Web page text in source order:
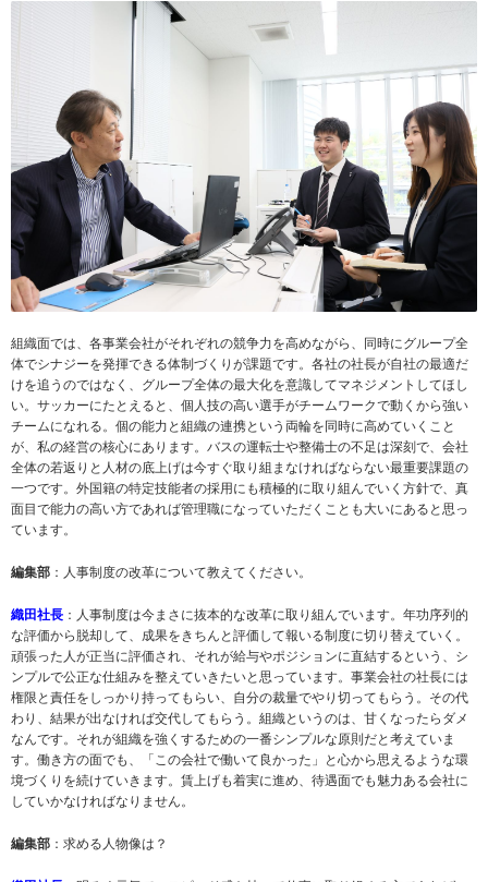
組織面では、各事業会社がそれぞれの競争力を高めながら、同時にグループ全
体でシナジーを発揮できる体制づくりが課題です。各社の社長が自社の最適だ
けを追うのではなく、グループ全体の最大化を意識してマネジメントしてほし
い。サッカーにたとえると、個人技の高い選手がチームワークで動くから強い
チームになれる。個の能力と組織の連携という両輪を同時に高めていくこと
が、私の経営の核心にあります。バスの運転士や整備士の不足は深刻で、会社
全体の若返りと人材の底上げは今すぐ取り組まなければならない最重要課題の
一つです。外国籍の特定技能者の採用にも積極的に取り組んでいく方針で、真
面目で能力の高い方であれば管理職になっていただくことも大いにあると思っ
ています。
編集部 ：人事制度の改革について教えてください。
織田社長 ：人事制度は今まさに抜本的な改革に取り組んでいます。年功序列的
な評価から脱却して、成果をきちんと評価して報いる制度に切り替えていく。
頑張った人が正当に評価され、それが給与やポジションに直結するという、シ
ンプルで公正な仕組みを整えていきたいと思っています。事業会社の社長には
権限と責任をしっかり持ってもらい、自分の裁量でやり切ってもらう。その代
わり、結果が出なければ交代してもらう。組織というのは、甘くなったらダメ
なんです。それが組織を強くするための一番シンプルな原則だと考えていま
す。働き方の面でも、「この会社で働いて良かった」と心から思えるような環
境づくりを続けていきます。賃上げも着実に進め、待遇面でも魅力ある会社に
していかなければなりません。
編集部 ：求める人物像は？